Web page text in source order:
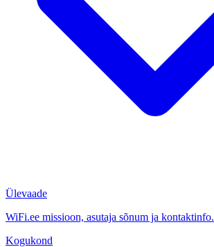
Ülevaade
WiFi.ee missioon, asutaja sõnum ja kontaktinfo.
Kogukond